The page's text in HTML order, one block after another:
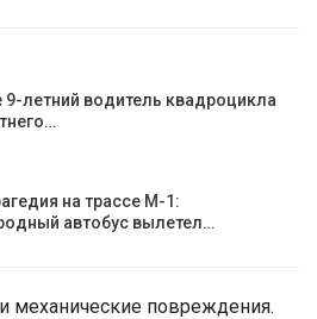
9-летний водитель квадроцикла
на трассе М-1:
автобус вылетел…
механические повреждения.